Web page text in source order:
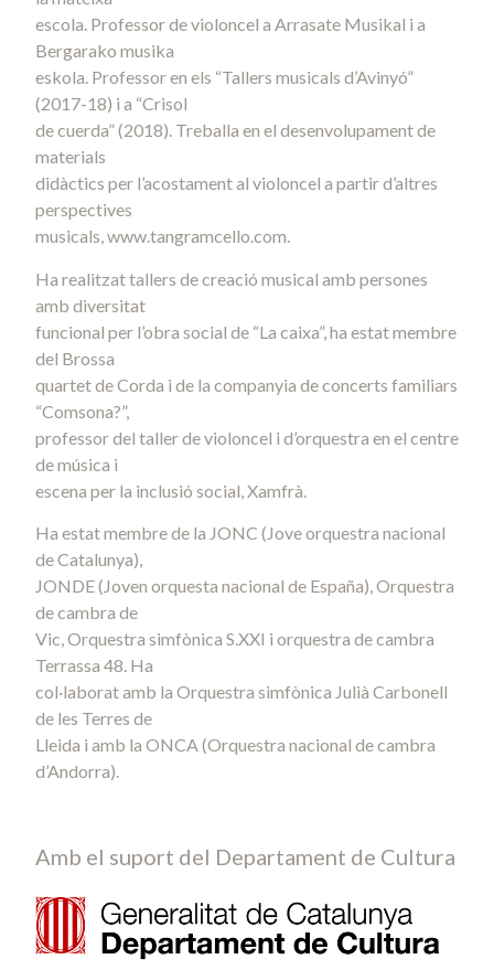
escola. Professor de violoncel a Arrasate Musikal i a
Bergarako musika
eskola. Professor en els “Tallers musicals d’Avinyó”
(2017-18) i a “Crisol
de cuerda” (2018). Treballa en el desenvolupament de
materials
didàctics per l’acostament al violoncel a partir d’altres
perspectives
musicals, www.tangramcello.com.
Ha realitzat tallers de creació musical amb persones
amb diversitat
funcional per l’obra social de “La caixa”, ha estat membre
del Brossa
quartet de Corda i de la companyia de concerts familiars
“Comsona?”,
professor del taller de violoncel i d’orquestra en el centre
de música i
escena per la inclusió social, Xamfrà.
Ha estat membre de la JONC (Jove orquestra nacional
de Catalunya),
JONDE (Joven orquesta nacional de España), Orquestra
de cambra de
Vic, Orquestra simfònica S.XXI i orquestra de cambra
Terrassa 48. Ha
col·laborat amb la Orquestra simfònica Julià Carbonell
de les Terres de
Lleida i amb la ONCA (Orquestra nacional de cambra
d’Andorra).
Amb el suport del Departament de Cultura